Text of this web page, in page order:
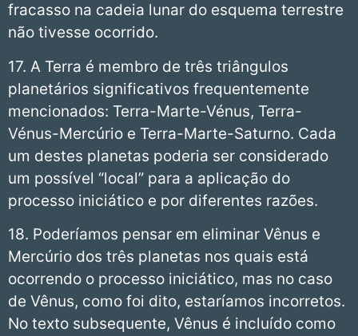
fracasso na cadeia lunar do esquema terrestre
não tivesse ocorrido.
17. A Terra é membro de três triângulos
planetários significativos frequentemente
mencionados: Terra-Marte-Vénus, Terra-
Vénus-Mercúrio e Terra-Marte-Saturno. Cada
um destes planetas poderia ser considerado
um possível “local” para a aplicação do
processo iniciático e por diferentes razões.
18. Poderíamos pensar em eliminar Vênus e
Mercúrio dos três planetas nos quais está
ocorrendo o processo iniciático, mas no caso
de Vênus, como foi dito, estaríamos incorretos.
No texto subsequente, Vênus é incluído como